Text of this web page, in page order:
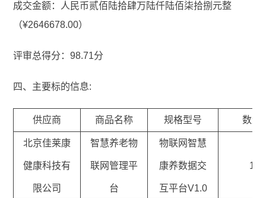
成交金额：人民币贰佰陆拾肆万陆仟陆佰柒拾捌元整
（¥2646678.00）
评审总得分：98.71分
四、主要标的信息:
供应商 商品名称 规格型号 数量
北京佳莱康
健康科技有
限公司
智慧养老物
联网管理平
台
物联网智慧
康养数据交
互平台V1.0
1